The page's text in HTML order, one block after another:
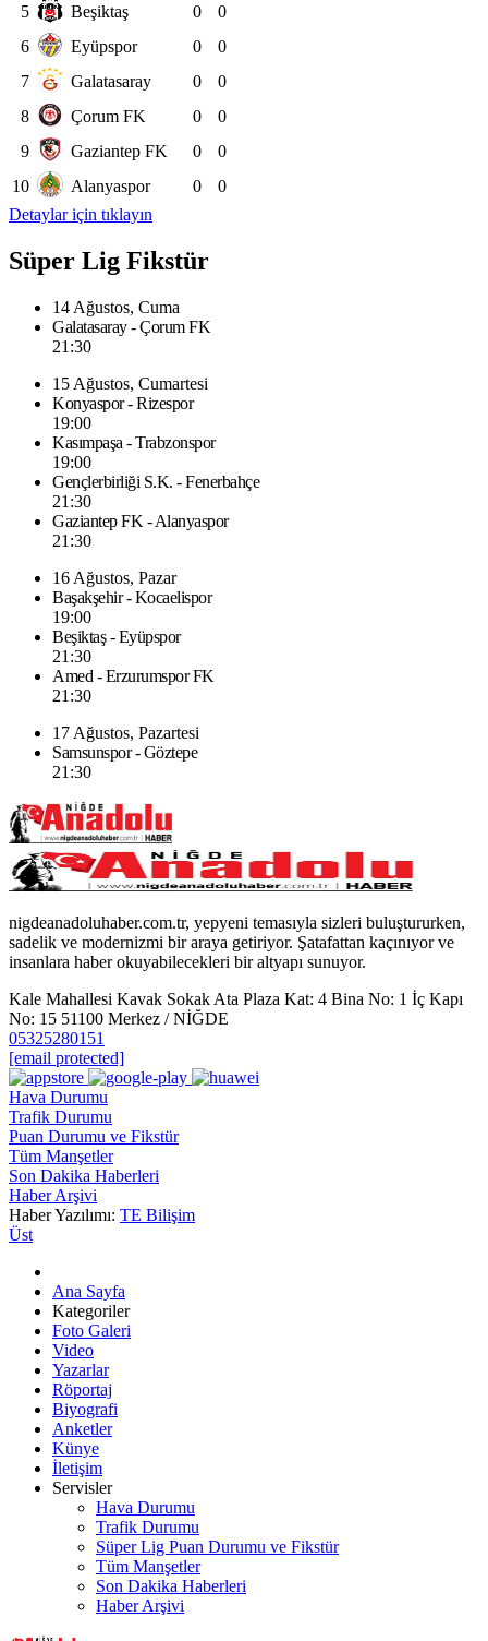
5
Beşiktaş 0
0
6
Eyüpspor 0
0
7
Galatasaray 0
0
8
Çorum FK 0
0
9
Gaziantep FK 0
0
10
Alanyaspor 0
0
Detaylar için tıklayın
Süper Lig Fikstür
14 Ağustos, Cuma
Galatasaray - Çorum FK
21:30
15 Ağustos, Cumartesi
Konyaspor - Rizespor
19:00
Kasımpaşa - Trabzonspor
19:00
Gençlerbirliği S.K. - Fenerbahçe
21:30
Gaziantep FK - Alanyaspor
21:30
16 Ağustos, Pazar
Başakşehir - Kocaelispor
19:00
Beşiktaş - Eyüpspor
21:30
Amed - Erzurumspor FK
21:30
17 Ağustos, Pazartesi
Samsunspor - Göztepe
21:30
nigdeanadoluhaber.com.tr, yepyeni temasıyla sizleri buluştururken,
sadelik ve modernizmi bir araya getiriyor. Şatafattan kaçınıyor ve
insanlara haber okuyabilecekleri bir altyapı sunuyor.
Kale Mahallesi Kavak Sokak Ata Plaza Kat: 4 Bina No: 1 İç Kapı
No: 15 51100 Merkez / NİĞDE
05325280151
[email protected]
Hava Durumu
Trafik Durumu
Puan Durumu ve Fikstür
Tüm Manşetler
Son Dakika Haberleri
Haber Arşivi
Haber Yazılımı: TE Bilişim
Üst
Ana Sayfa
Kategoriler
Foto Galeri
Video
Yazarlar
Röportaj
Biyografi
Anketler
Künye
İletişim
Servisler
Hava Durumu
Trafik Durumu
Süper Lig Puan Durumu ve Fikstür
Tüm Manşetler
Son Dakika Haberleri
Haber Arşivi